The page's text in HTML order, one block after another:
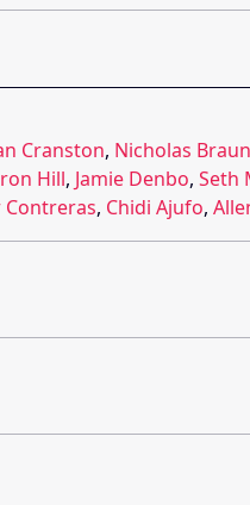
Cranston, Nicholas Braun
Hill, Jamie Denbo, Seth
Contreras, Chidi Ajufo,